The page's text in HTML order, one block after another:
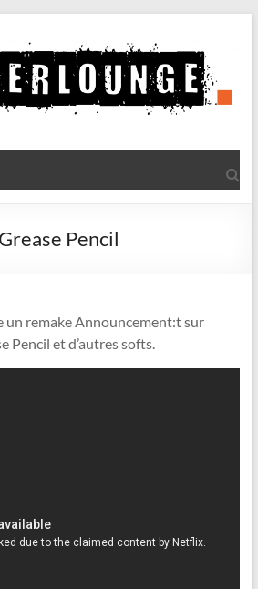
Pencil
un remake Announcement:t sur
Pencil et d’autres softs.